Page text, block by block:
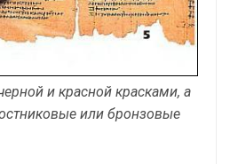
и красной красками, а
или бронзовые